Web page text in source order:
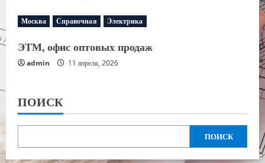
Москва Справочная Электрика
ЭТМ, офис оптовых продаж
admin 11 апреля, 2026
ПОИСК
ПОИСК